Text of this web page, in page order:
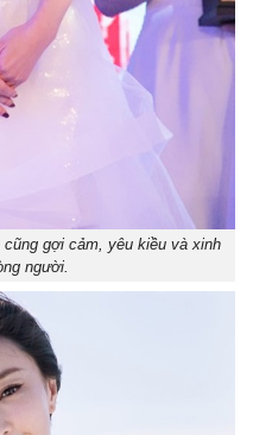
gợi cảm, yêu kiều và xinh
người.